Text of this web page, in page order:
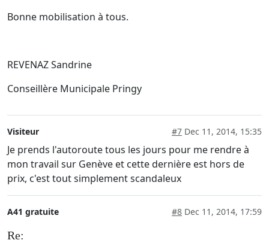
Bonne mobilisation à tous.
REVENAZ Sandrine
Conseillère Municipale Pringy
Visiteur #7 Dec 11, 2014, 15:35
Je prends l'autoroute tous les jours pour me rendre à
mon travail sur Genève et cette dernière est hors de
prix, c'est tout simplement scandaleux
A41 gratuite #8 Dec 11, 2014, 17:59
Re: